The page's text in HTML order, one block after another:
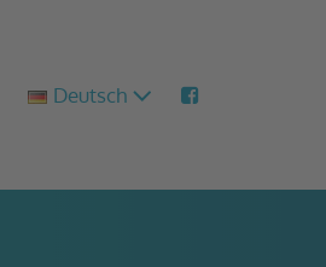
Deutsch